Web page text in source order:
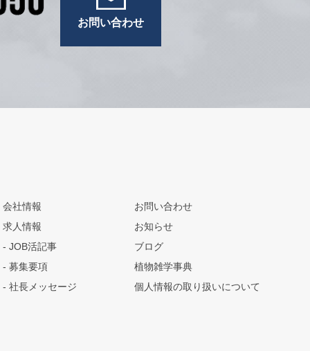
お問い合わせ
会社情報
求人情報
JOB活記事
募集要項
社長メッセージ
お問い合わせ
お知らせ
ブログ
植物雑学事典
個人情報の取り扱いについて